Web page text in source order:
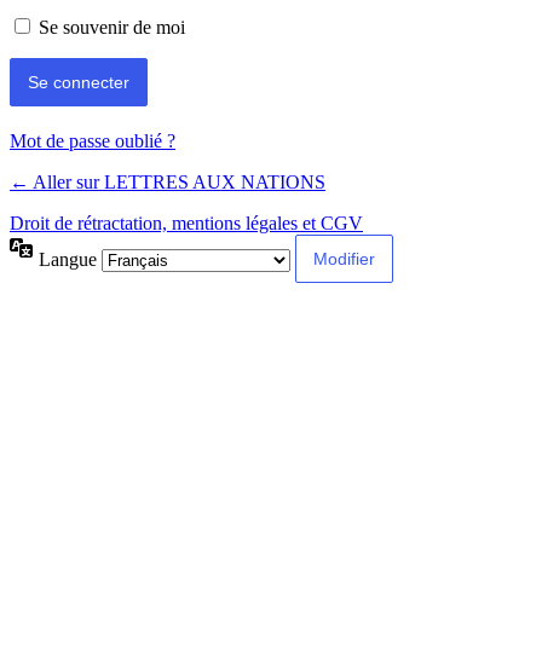
Se souvenir de moi
Alternative:
Mot de passe oublié ?
← Aller sur LETTRES AUX NATIONS
Droit de rétractation, mentions légales et CGV
Langue